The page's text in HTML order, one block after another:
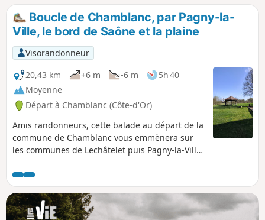
Boucle de Chamblanc, par Pagny-la-
Ville, le bord de Saône et la plaine
Visorandonneur
20,43 km
+6 m -6 m
5h 40
Moyenne
Départ à Chamblanc (Côte-d'Or)
Amis randonneurs, cette balade au départ de la
commune de Chamblanc vous emmènera sur
les communes de Lechâtelet puis Pagny-la-Ville
plaine afin de rejoindre Chamblanc. Randonnée
à éviter par temps chaud car peu d'ombre sur le
parcours.